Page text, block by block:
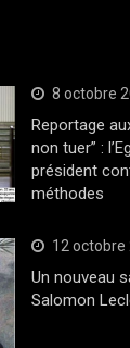
8 octobre
Reportage
non tuer” :
président
méthodes
12 octobre
Un nouveau
Salomon